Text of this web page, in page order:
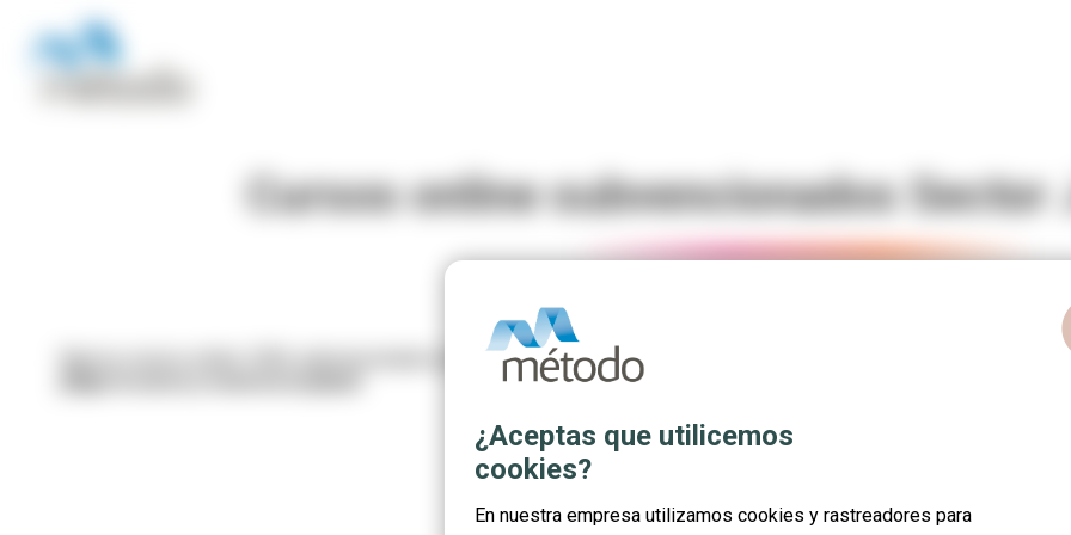
Cursos online subvencionados Sector
Nuevos cursos online 100% subvencionados para profesionales del Sector Juego y Bingo. Forman parte de la
¿Aceptas que utilicemos
cookies?
En nuestra empresa utilizamos cookies y rastreadores para